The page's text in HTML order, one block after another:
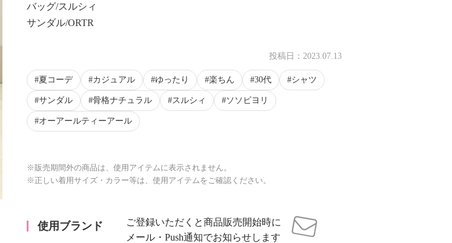
バッグ/スルシィ
サンダル/ORTR
投稿日： 2023.07.13
夏コーデ カジュアル ゆったり 楽ちん 30代 シャツ
サンダル 骨格ナチュラル スルシィ ソソビヨリ
オーアールティーアール
※販売期間外の商品は、使用アイテムに表示されません。
※正しい着用サイズ・カラー等は、使用アイテムをご確認ください。
使用ブランド
ご登録いただくと商品販売開始時に
メール・Push通知でお知らせします